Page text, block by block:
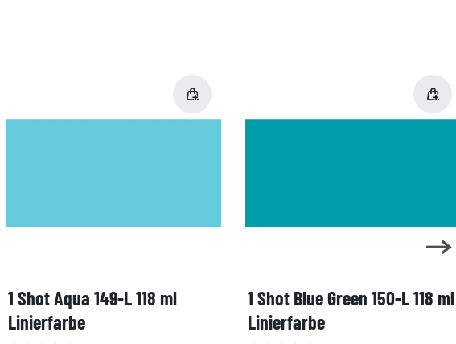
1 Shot Aqua 149-L 118 ml
Linierfarbe
1 Shot Blue Green 150-L 118 ml
Linierfarbe